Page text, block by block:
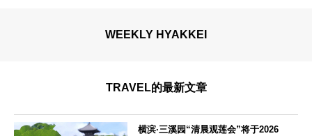
WEEKLY HYAKKEI
TRAVEL的最新文章
横滨·三溪园“清晨观莲会”将于2026